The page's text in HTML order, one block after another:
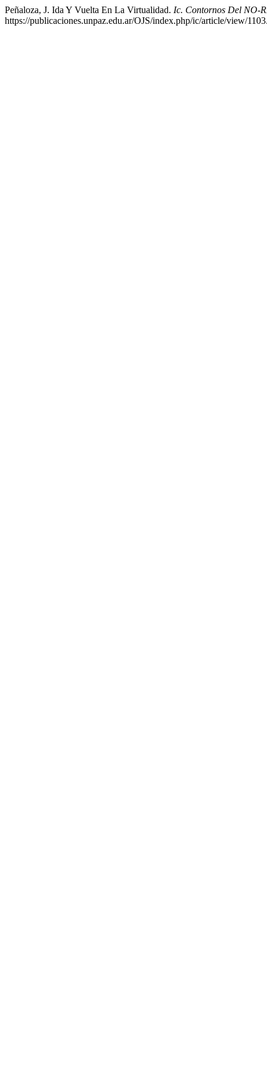
Peñaloza, J. Ida Y Vuelta En La Virtualidad. Ic. Contornos Del NO-
https://publicaciones.unpaz.edu.ar/OJS/index.php/ic/article/view/